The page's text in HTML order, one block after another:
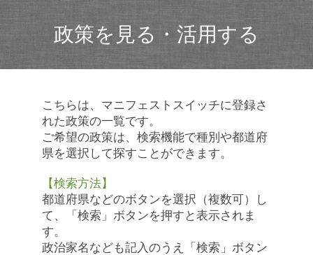
政策を見る・活用する
こちらは、マニフェストスイッチに登録さ
れた政策の一覧です。
ご希望の政策は、検索機能で種別や都道府
県を選択して探すことができます。
【検索方法】
都道府県などのボタンを選択（複数可）し
て、「検索」ボタンを押すと表示されま
す。
政治家名なども記入のうえ「検索」ボタン